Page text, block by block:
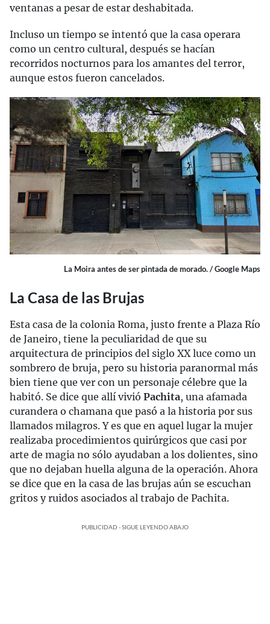
ventanas a pesar de estar deshabitada.
Incluso un tiempo se intentó que la casa operara
como un centro cultural, después se hacían
recorridos nocturnos para los amantes del terror,
aunque estos fueron cancelados.
La Moira antes de ser pintada de morado. / Google Maps
La Casa de las Brujas
Esta casa de la colonia Roma, justo frente a Plaza Río
de Janeiro, tiene la peculiaridad de que su
arquitectura de principios del siglo XX luce como un
sombrero de bruja, pero su historia paranormal más
bien tiene que ver con un personaje célebre que la
habitó. Se dice que allí vivió Pachita, una afamada
curandera o chamana que pasó a la historia por sus
llamados milagros. Y es que en aquel lugar la mujer
realizaba procedimientos quirúrgicos que casi por
arte de magia no sólo ayudaban a los dolientes, sino
que no dejaban huella alguna de la operación. Ahora
se dice que en la casa de las brujas aún se escuchan
gritos y ruidos asociados al trabajo de Pachita.
PUBLICIDAD - SIGUE LEYENDO ABAJO